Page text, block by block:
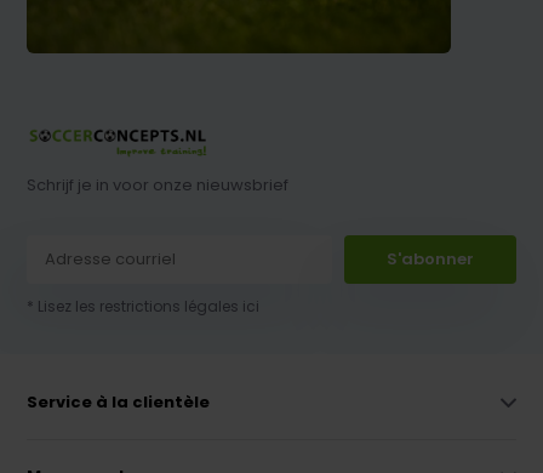
Schrijf je in voor onze nieuwsbrief
S'abonner
* Lisez les restrictions légales ici
Service à la clientèle